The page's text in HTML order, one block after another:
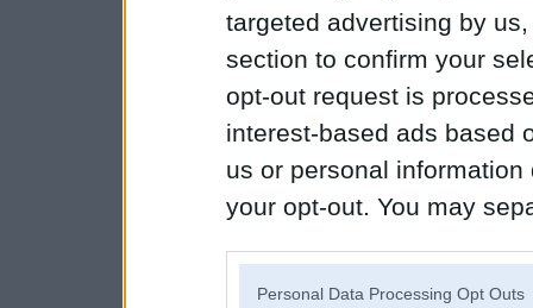
targeted advertising by
section to confirm your
opt-out request is
interest-based ads based
us or personal
your opt-out. You may
Personal Data Processing Opt Outs